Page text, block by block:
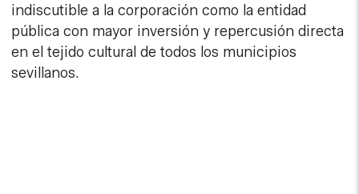
indiscutible a la corporación como la entidad
pública con mayor inversión y repercusión directa
en el tejido cultural de todos los municipios
sevillanos.